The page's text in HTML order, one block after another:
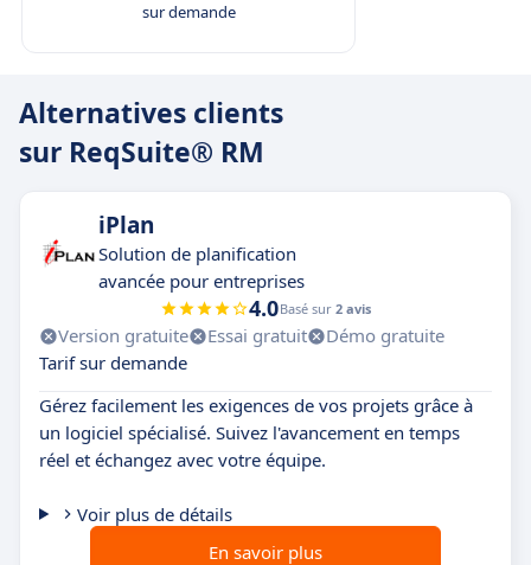
sur demande
Alternatives clients
sur ReqSuite® RM
iPlan
Solution de planification
avancée pour entreprises
4.0Basé sur 2 avis
Version gratuite Essai gratuit
Démo gratuite
Tarif sur demande
Gérez facilement les exigences de vos projets grâce à
un logiciel spécialisé. Suivez l'avancement en temps
réel et échangez avec votre équipe.
Voir plus de détails
En savoir plus